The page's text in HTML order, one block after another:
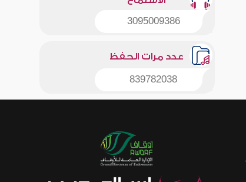
3095009386
عدد مرات الحفظ
839782038